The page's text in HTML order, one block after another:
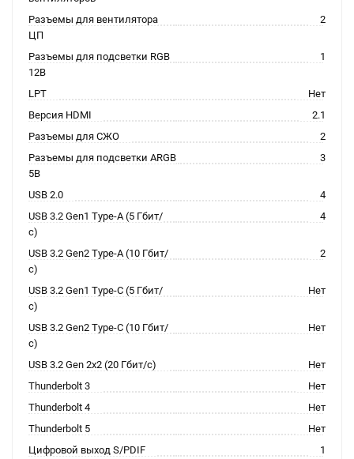
Разъемы для вентилятора
ЦП
2
Разъемы для подсветки RGB
12В
1
LPT
Нет
Версия HDMI
2.1
Разъемы для СЖО
2
Разъемы для подсветки ARGB
5В
3
USB 2.0
4
USB 3.2 Gen1 Type-A (5 Гбит/
с)
4
USB 3.2 Gen2 Type-A (10 Гбит/
с)
2
USB 3.2 Gen1 Type-C (5 Гбит/
с)
Нет
USB 3.2 Gen2 Type-C (10 Гбит/
с)
Нет
USB 3.2 Gen 2x2 (20 Гбит/с)
Нет
Thunderbolt 3
Нет
Thunderbolt 4
Нет
Thunderbolt 5
Нет
Цифровой выход S/PDIF
1